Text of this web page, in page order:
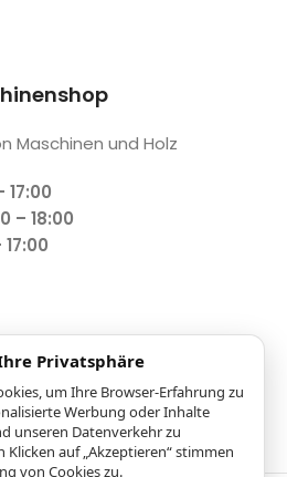
Maschinen und Holz
17:00
– 18:00
(AGB)
Privatsphäre
um Ihre Browser-Erfahrung zu
Werbung oder Inhalte
unseren Datenverkehr zu
Klicken auf „Akzeptieren“ stimmen
von Cookies zu.